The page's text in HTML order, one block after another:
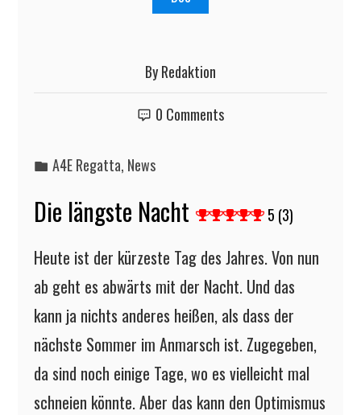
ByRedaktion
0 Comments
A4E Regatta, News
Die längste Nacht 5 (3)
Heute ist der kürzeste Tag des Jahres. Von nun
ab geht es abwärts mit der Nacht. Und das
kann ja nichts anderes heißen, als dass der
nächste Sommer im Anmarsch ist. Zugegeben,
da sind noch einige Tage, wo es vielleicht mal
schneien könnte. Aber das kann den Optimismus